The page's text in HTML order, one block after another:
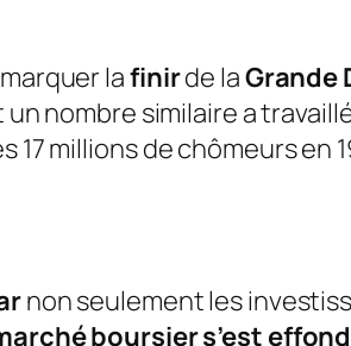
lafinirde laGrande
un nombre similaire a
millions de chômeurs en
non seulement les
boursier s’est